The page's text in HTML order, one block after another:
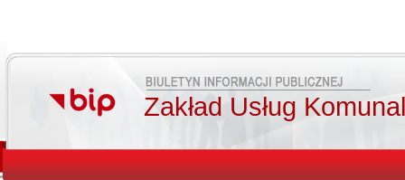
Zakład Usług